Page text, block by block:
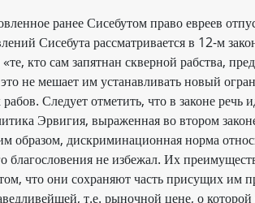
ранее Сисебутом право евреев
Сисебута рассматривается в 12-м
кто сам запятнан скверной рабства,
не мешает им устанавливать новый
Следует отметить, что в законе речь
Эрвигия, выраженная во втором
образом, дискриминационная норма
благословения не избежал. Их
что они сохраняют часть присущих им
т.е. рыночной цене, о